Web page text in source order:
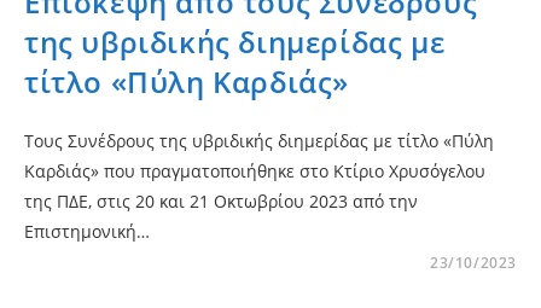
της υβριδικής διημερίδας με
τίτλο «Πύλη Καρδιάς»
Τους Συνέδρους της υβριδικής διημερίδας με τίτλο «Πύλη
Καρδιάς» που πραγματοποιήθηκε στο Κτίριο Χρυσόγελου
της ΠΔΕ, στις 20 και 21 Οκτωβρίου 2023 από την
Επιστημονική…
23/10/2023